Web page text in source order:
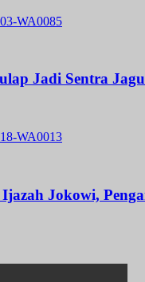
Jadi Sentra
Jokowi,